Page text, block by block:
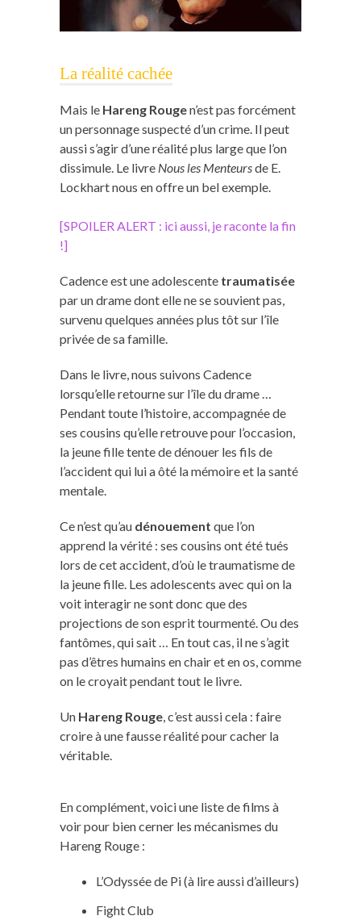
La réalité cachée
Mais le Hareng Rougen’est pas forcément
un personnage suspecté d’un crime. Il peut
aussi s’agir d’une réalité plus large que l’on
dissimule. Le livre Nous les Menteursde E.
Lockhart nous en offre un bel exemple.
[SPOILER ALERT : ici aussi, je raconte la fin
!]
Cadence est une adolescente traumatisée
par un drame dont elle ne se souvient pas,
survenu quelques années plus tôt sur l’île
privée de sa famille.
Dans le livre, nous suivons Cadence
lorsqu’elle retourne sur l’île du drame …
Pendant toute l’histoire, accompagnée de
ses cousins qu’elle retrouve pour l’occasion,
la jeune fille tente de dénouer les fils de
l’accident qui lui a ôté la mémoire et la santé
mentale.
Ce n’est qu’au dénouement que l’on
apprend la vérité : ses cousins ont été tués
lors de cet accident, d’où le traumatisme de
la jeune fille. Les adolescents avec qui on la
voit interagir ne sont donc que des
projections de son esprit tourmenté. Ou des
fantômes, qui sait … En tout cas, il ne s’agit
pas d’êtres humains en chair et en os, comme
on le croyait pendant tout le livre.
Un Hareng Rouge , c’est aussi cela : faire
croire à une fausse réalité pour cacher la
véritable.
En complément, voici une liste de films à
voir pour bien cerner les mécanismes du
Hareng Rouge :
L’Odyssée de Pi (à lire aussi d’ailleurs)
Fight Club